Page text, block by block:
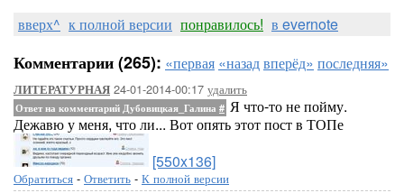
вверх^ к полной версии понравилось! в evernote
Комментарии (265): «первая «назадвперёд» последняя»
ЛИТЕРАТУРНАЯ 24-01-2014-00:17 удалить
Ответ на комментарий Дубовицкая_Галина # Я что-то не пойму.
Дежавю у меня, что ли... Вот опять этот пост в ТОПе
[550x136]
Обратиться - Ответить - К полной версии